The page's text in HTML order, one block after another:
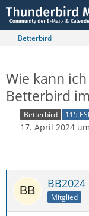
Betterbird
Wie kann
Betterbird
Betterbird 115
17. April 2024
BB2024
Mitglied